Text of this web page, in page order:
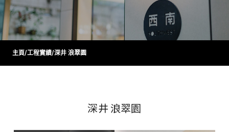
主頁/工程實績/深井 浪翠園
深井 浪翠園